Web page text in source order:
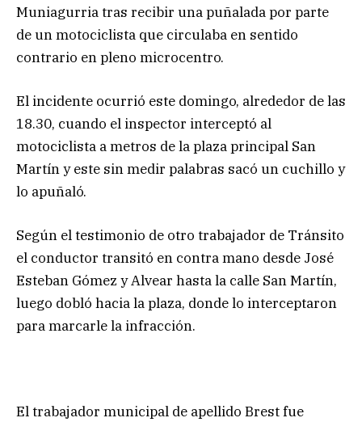
Muniagurria tras recibir una puñalada por parte
de un motociclista que circulaba en sentido
contrario en pleno microcentro.
El incidente ocurrió este domingo, alrededor de las
18.30, cuando el inspector interceptó al
motociclista a metros de la plaza principal San
Martín y este sin medir palabras sacó un cuchillo y
lo apuñaló.
Según el testimonio de otro trabajador de Tránsito
el conductor transitó en contra mano desde José
Esteban Gómez y Alvear hasta la calle San Martín,
luego dobló hacia la plaza, donde lo interceptaron
para marcarle la infracción.
El trabajador municipal de apellido Brest fue